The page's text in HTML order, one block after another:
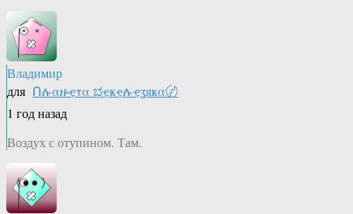
Владимир
для Ոሉαዙҿτα ಭҿҝҿሉҿʓяҝα〄
1 год назад
Воздух с отупином. Там.